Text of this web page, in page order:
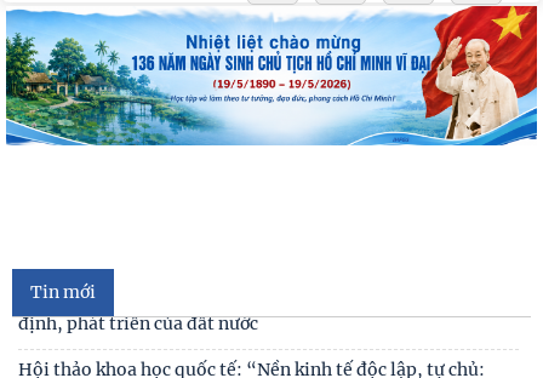
nghẽn về chuyển đổi số trong các cơ quan Đảng
Đối thoại ICWA – VASS lần thứ 6: Thúc đẩy quan hệ Đối tác
Chiến lược Toàn diện tăng cường Việt Nam